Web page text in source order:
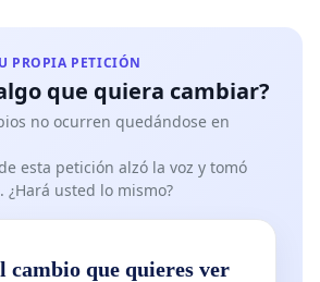
PROPIA PETICIÓN
que quiera cambiar?
no ocurren quedándose en
esta petición alzó la voz y tomó
¿Hará usted lo mismo?
cambio que quieres ver